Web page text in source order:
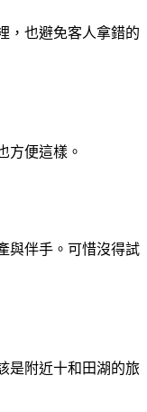
，也避免客人拿錯的
方便這樣。
與伴手。可惜沒得試
是附近十和田湖的旅